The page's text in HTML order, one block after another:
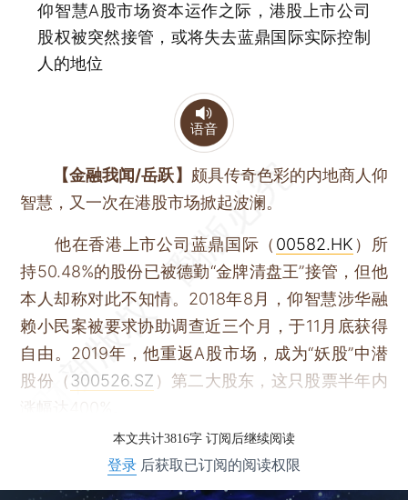
仰智慧A股市场资本运作之际，港股上市公司
股权被突然接管，或将失去蓝鼎国际实际控制
人的地位
语音
【金融我闻/岳跃】 颇具传奇色彩的内地商人仰
智慧，又一次在港股市场掀起波澜。
他在香港上市公司蓝鼎国际（ 00582.HK ）所
持50.48%的股份已被德勤“金牌清盘王”接管，但他
本人却称对此不知情。2018年8月，仰智慧涉华融
赖小民案被要求协助调查近三个月，于11月底获得
自由。2019年，他重返A股市场，成为“妖股”中潜
股份（300526.SZ ）第二大股东，这只股票半年内
本文共计3816字 订阅后继续阅读
登录 后获取已订阅的阅读权限